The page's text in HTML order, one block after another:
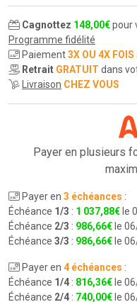
Cagnottez 148,00€pour
Programme fidélité
Paiement3X OU 4X FOIS
Retrait GRATUIT dans
Livraison CHEZ VOUS
Payer en plusieurs
Payer en 3 échéances :
Échéance 1/3 : 1 037,88€ le
Échéance 2/3 : 986,66€ le
Échéance 3/3 : 986,66€ le
Payer en 4 échéances :
Échéance 1/4 : 816,36€ le
Échéance 2/4 : 740,00€ le